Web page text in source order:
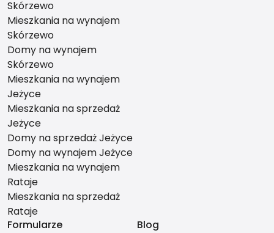
Skórzewo
Mieszkania na wynajem
Skórzewo
Domy na wynajem
Skórzewo
Mieszkania na wynajem
Jeżyce
Mieszkania na sprzedaż
Jeżyce
Domy na sprzedaż Jeżyce
Domy na wynajem Jeżyce
Mieszkania na wynajem
Rataje
Mieszkania na sprzedaż
Rataje
Formularze
Blog